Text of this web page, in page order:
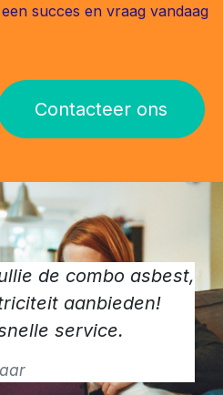
succes en vraag vandaag
Contacteer ons
de combo asbest,
aanbieden!
service.